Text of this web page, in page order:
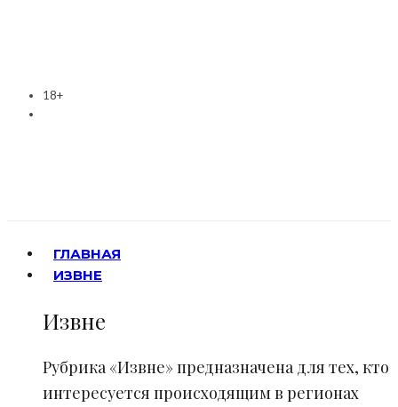
18+
ГЛАВНАЯ
ИЗВНЕ
Извне
Рубрика «Извне» предназначена для тех, кто
интересуется происходящим в регионах